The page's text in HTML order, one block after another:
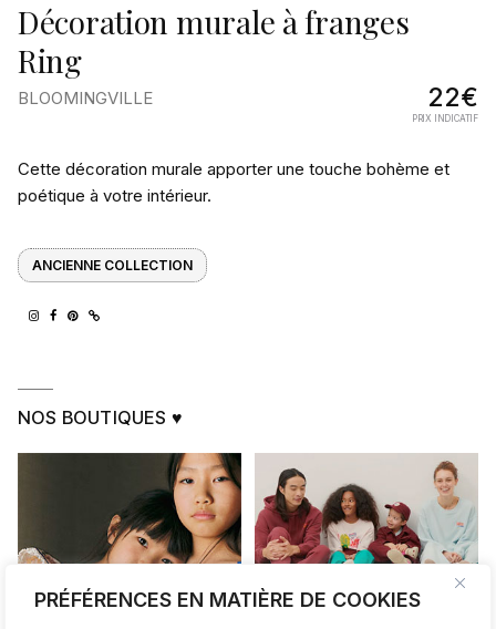
PRÉFÉRENCES EN MATIÈRE DE COOKIES
Décoration murale à franges
Ring
BLOOMINGVILLE 22€
PRIX INDICATIF
Pourquoi
on
Cette décoration murale apporter une touche bohème et
poétique à votre intérieur.
ANCIENNE COLLECTION
NOS BOUTIQUES ♥